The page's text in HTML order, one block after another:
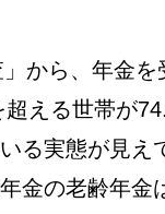
から、年金
える世帯が
る実態が見
金の老齢年金